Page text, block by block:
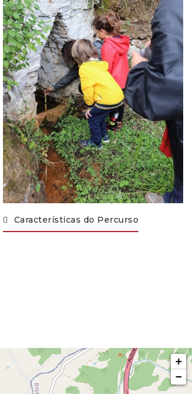
Características do Percurso
+
−